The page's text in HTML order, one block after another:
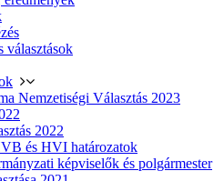
választások
Nemzetiségi Választás 2023
2022
és HVI határozatok
képviselők és polgármester